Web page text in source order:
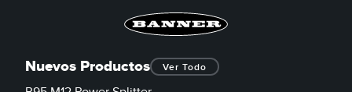
Nuevos Productos Ver Todo